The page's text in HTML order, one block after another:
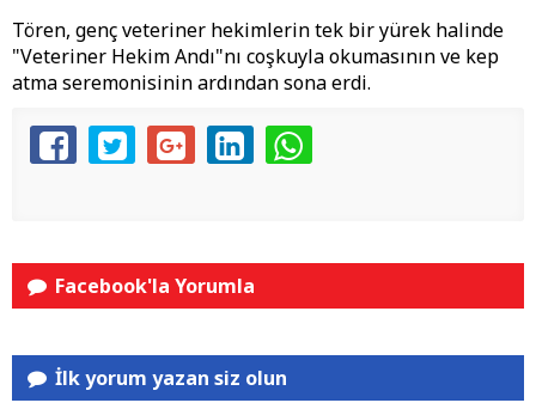
Tören, genç veteriner hekimlerin tek bir yürek halinde
"Veteriner Hekim Andı"nı coşkuyla okumasının ve kep
atma seremonisinin ardından sona erdi.
Facebook'la Yorumla
İlk yorum yazan siz olun